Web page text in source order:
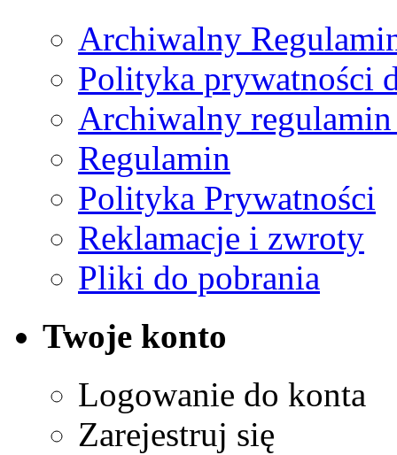
Archiwalny
Polityka prywatności
Archiwalny
Regulamin
Polityka Prywatności
Reklamacje i zwroty
Pliki do pobrania
Twoje konto
Logowanie do konta
Zarejestruj się